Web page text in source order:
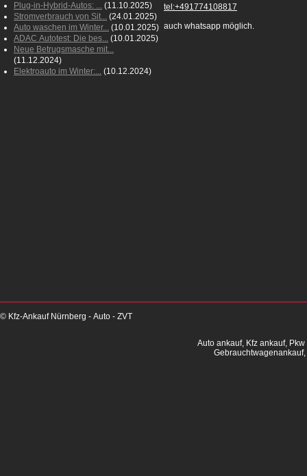
Plug-in-Hybrid-Autos: ... (11.10.2025)
Stromverbrauch von Sit... (24.01.2025)
Auto waschen im Winter... (10.01.2025)
ADAC Autotest: Die bes... (10.01.2025)
Neue Betrugsmasche mit...
(11.12.2024)
Elektroauto im Winter:... (10.12.2024)
tel:+491774108817
auch whatsapp möglich.
© Kfz-Ankauf Nürnberg - Auto - ZVT
Auto ankauf, Kfz ankauf,